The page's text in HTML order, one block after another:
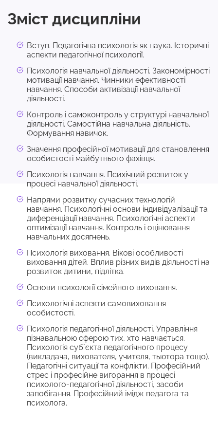
Зміст дисципліни
Вступ. Педагогічна психологія як наука. Історичні
аспекти педагогічної психології.
Психологія навчальної діяльності. Закономірності
мотивації навчання. Чинники ефективності
навчання. Способи активізації навчальної
діяльності.
Контроль і самоконтроль у структурі навчальної
діяльності. Самостійна навчальна діяльність.
Формування навичок.
Значення професійної мотивації для становлення
особистості майбутнього фахівця.
Психологія навчання. Психічний розвиток у
процесі навчальної діяльності.
Напрями розвитку сучасних технологій
навчання. Психологічні основи індивідуалізації та
диференціації навчання. Психологічні аспекти
оптимізації навчання. Контроль і оцінювання
навчальних досягнень.
Психологія виховання. Вікові особливості
виховання дітей. Вплив різних видів діяльності на
розвиток дитини, підлітка.
Основи психології сімейного виховання.
Психологічні аспекти самовиховання
особистості.
Психологія педагогічної діяльності. Управління
пізнавальною сферою тих, хто навчається.
Психологія субʼєкта педагогічного процесу
(викладача, вихователя, учителя, тьютора тощо).
Педагогічні ситуації та конфлікти. Професійний
стрес і професійне вигорання в процесі
психолого-педагогічної діяльності, засоби
запобігання. Професійний імідж педагога та
психолога.